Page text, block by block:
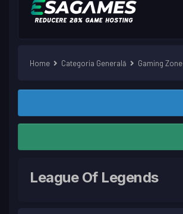
Home Categoria Generală Gaming Zone
League Of Legends